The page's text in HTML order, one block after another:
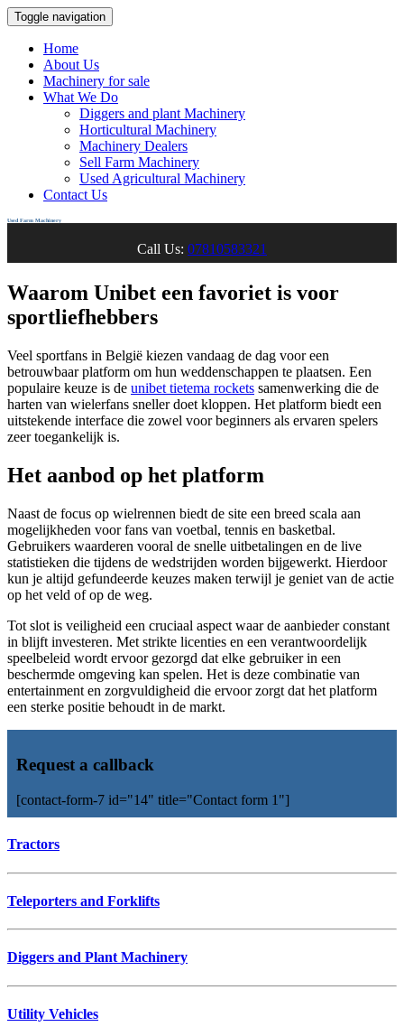
Toggle navigation
Home
About Us
Machinery for sale
What We Do
Diggers and plant Machinery
Horticultural Machinery
Machinery Dealers
Sell Farm Machinery
Used Agricultural Machinery
Contact Us
Used Farm Machinery
Call Us: 07810583321
Waarom Unibet een favoriet is voor
sportliefhebbers
Veel sportfans in België kiezen vandaag de dag voor een
betrouwbaar platform om hun weddenschappen te plaatsen. Een
populaire keuze is de unibet tietema rockets samenwerking die de
harten van wielerfans sneller doet kloppen. Het platform biedt een
uitstekende interface die zowel voor beginners als ervaren spelers
zeer toegankelijk is.
Het aanbod op het platform
Naast de focus op wielrennen biedt de site een breed scala aan
mogelijkheden voor fans van voetbal, tennis en basketbal.
Gebruikers waarderen vooral de snelle uitbetalingen en de live
statistieken die tijdens de wedstrijden worden bijgewerkt. Hierdoor
kun je altijd gefundeerde keuzes maken terwijl je geniet van de actie
op het veld of op de weg.
Tot slot is veiligheid een cruciaal aspect waar de aanbieder constant
in blijft investeren. Met strikte licenties en een verantwoordelijk
speelbeleid wordt ervoor gezorgd dat elke gebruiker in een
beschermde omgeving kan spelen. Het is deze combinatie van
entertainment en zorgvuldigheid die ervoor zorgt dat het platform
een sterke positie behoudt in de markt.
Request a callback
[contact-form-7 id="14" title="Contact form 1"]
Tractors
Teleporters and Forklifts
Diggers and Plant Machinery
Utility Vehicles